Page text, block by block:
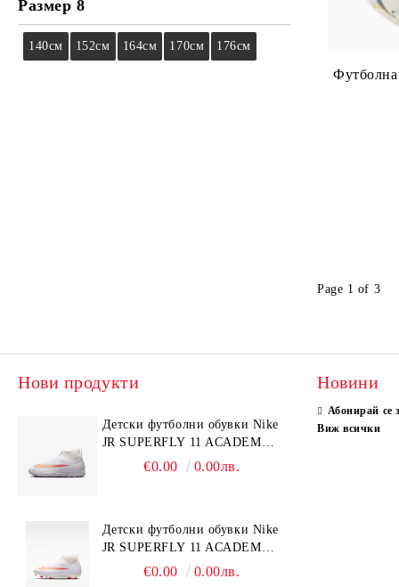
Размер 8
140см 152см 164см 170см 176см
Page 1 of 3
Нови продукти
Детски футболни обувки Nike
JR SUPERFLY 11 ACADEMY
€0.00 0.00лв.
Детски футболни обувки Nike
JR SUPERFLY 11 ACADEMY
€0.00 0.00лв.
Новини
Абонирай се
Виж всички